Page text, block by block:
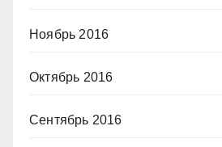
Ноябрь 2016
Октябрь 2016
Сентябрь 2016